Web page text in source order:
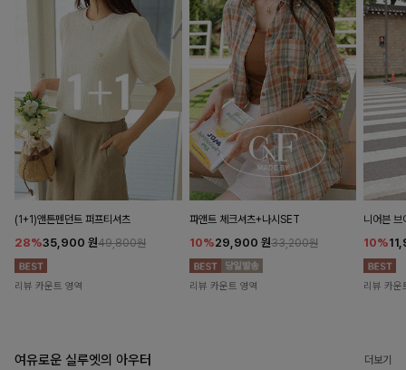
(1+1)앤튼펜던트 퍼프티셔츠
28%35,900 원49,800원
리뷰 카운트 영역
파앤트 체크셔츠+나시SET
10%29,900 원33,200원
리뷰 카운트 영역
니어븐 브
10%
리뷰 카운
여유로운 실루엣의 아우터 더보기